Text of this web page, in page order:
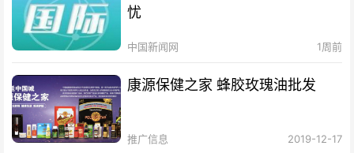
忧
中国新闻网 1周前
康源保健之家 蜂胶玫瑰油批发
推广信息 2019-12-17